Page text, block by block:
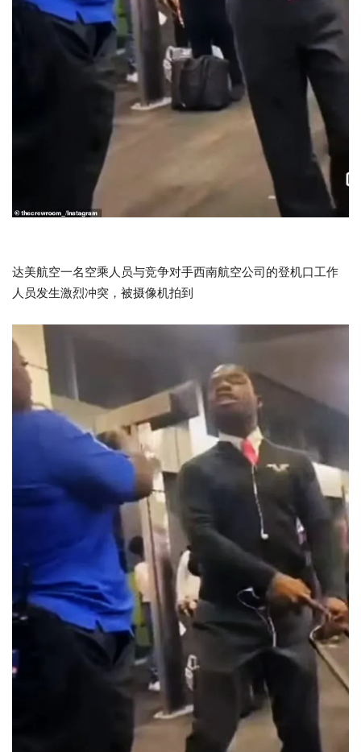
达美航空一名空乘人员与竞争对手西南航空公司的登机口工作
人员发生激烈冲突，被摄像机拍到